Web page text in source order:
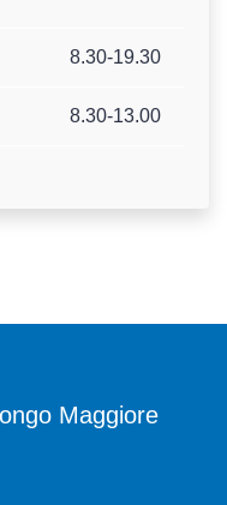
8.30-19.30
8.30-13.00
Maggiore